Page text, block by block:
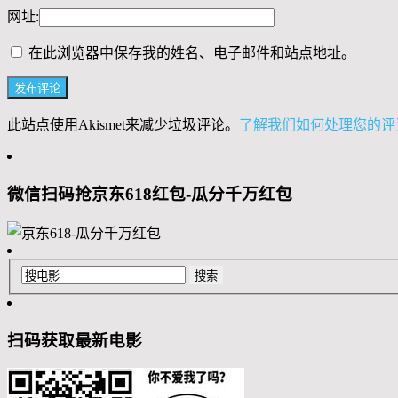
网址:
在此浏览器中保存我的姓名、电子邮件和站点地址。
此站点使用Akismet来减少垃圾评论。 了解我们如何处理您的
微信扫码抢京东618红包-瓜分千万红包
扫码获取最新电影